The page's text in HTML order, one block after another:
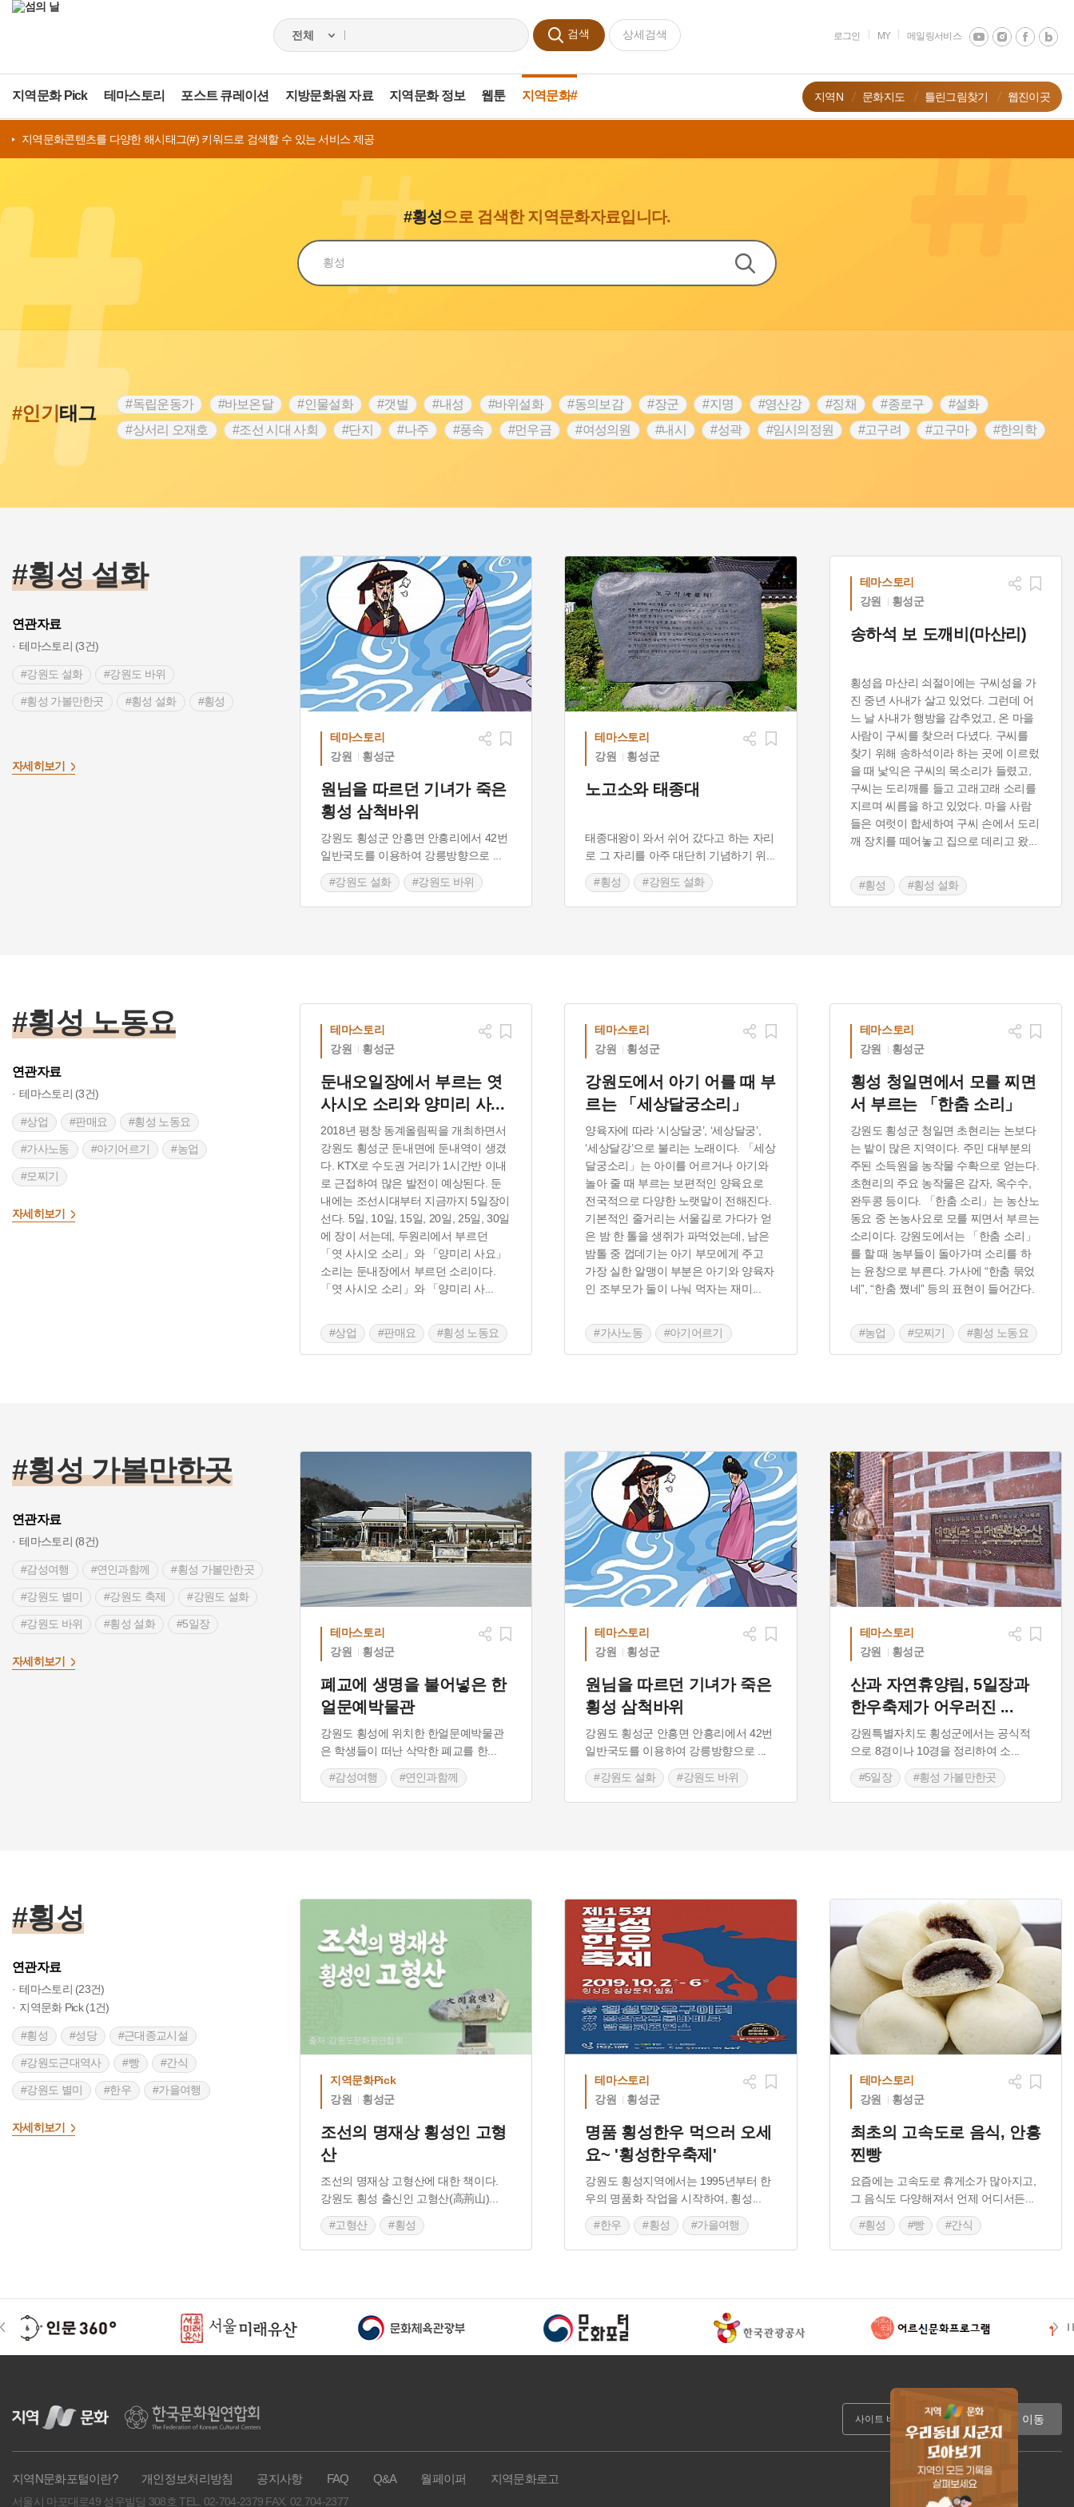
검색 상세검색 로그인 MY 메일링서비스
지역문화 Pick 테마스토리 포스트 큐레이션 지방문화원 자료 지역문화 정보 웹툰 지역문화# 지역N 문화지도 틀린그림찾기 웹진이곳
지역문화콘텐츠를 다양한 해시태그(#) 키워드로 검색할 수 있는 서비스 제공
#횡성으로 검색한 지역문화자료입니다.
#인기태그 #독립운동가 #바보온달 #인물설화 #갯벌 #내성 #바위설화 #동의보감 #장군 #지명 #영산강 #징채 #종로구
#설화
#상서리 오재호
#조선 시대 사회 #단지 #나주 #풍속 #먼우금 #여성의원 #내시 #성곽 #임시의정원 #고구려 #고구마
#한의학
#여성독립운동가
#조선시대 문신 #3.1운동 #애민 #김마리아 #여성 독립운동가 #28독립선언 #온달 #문화유산 #노원구
#마을
#산성 #동화 #생활용품 #의병활동 #영산포 #수령 #부산 #항일투쟁 #남자현
#횡성 설화
연관자료
테마스토리 (3건)
#강원도 설화 #강원도 바위
#횡성 가볼만한곳 #횡성 설화 #횡성
자세히보기
테마스토리
강원
횡성군
원님을 따르던 기녀가 죽은
횡성 삼척바위
강원도 횡성군 안흥면 안흥리에서 42번
일반국도를 이용하여 강릉방향으로
#강원도 설화 #강원도 바위
#횡성 가볼만한곳 #횡성 설화
테마스토리
강원
횡성군
노고소와 태종대
태종대왕이 와서 쉬어 갔다고 하는 자리
로 그 자리를 아주 대단히 기념하기 위
#횡성 #강원도 설화
#횡성 설화
테마스토리
강원
횡성군
송하석 보 도깨비(마산리)
횡성읍 마산리 쇠절이에는 구씨성을 가
진 중년 사내가 살고 있었다. 그런데 어
느 날 사내가 행방을 감추었고, 온 마을
사람이 구씨를 찾으러 다녔다. 구씨를
찾기 위해 송하석이라 하는 곳에 이르렀
을 때 낯익은 구씨의 목소리가 들렸고,
구씨는 도리깨를 들고 고래고래 소리를
지르며 씨름을 하고 있었다. 마을 사람
들은 여럿이 합세하여 구씨 손에서 도리
깨 장치를 떼어놓고 집으로 데리고 왔...
#횡성 #횡성 설화
#횡성 노동요
연관자료
테마스토리 (3건)
#상업 #판매요 #횡성 노동요
#가사노동 #아기어르기 #농업
#모찌기
자세히보기
테마스토리
강원
횡성군
둔내오일장에서 부르는 엿
사시오 소리와 양미리 사...
2018년 평창 동계올림픽을 개최하면서
강원도 횡성군 둔내면에 둔내역이 생겼
다. KTX로 수도권 거리가 1시간반 이내
로 근접하여 많은 발전이 예상된다. 둔
내에는 조선시대부터 지금까지 5일장이
선다. 5일, 10일, 15일, 20일, 25일, 30일
에 장이 서는데, 두원리에서 부르던
「엿 사시오 소리」와 「양미리 사요」
소리는 둔내장에서 부르던 소리이다.
「엿 사시오 소리」와 「양미리 사...
#상업 #판매요 #횡성 노동요
테마스토리
강원
횡성군
강원도에서 아기 어를 때 부
르는 「세상달궁소리」
양육자에 따라 ‘시상달궁’, ‘세상달궁’,
‘세상달강’으로 불리는 노래이다. 「세상
달궁소리」는 아이를 어르거나 아기와
놀아 줄 때 부르는 보편적인 양육요로
전국적으로 다양한 노랫말이 전해진다.
기본적인 줄거리는 서울길로 가다가 얻
은 밤 한 톨을 생쥐가 파먹었는데, 남은
밤톨 중 껍데기는 아기 부모에게 주고
가장 실한 알맹이 부분은 아기와 양육자
인 조부모가 둘이 나눠 먹자는 재미
#가사노동 #아기어르기
#횡성 노동요
테마스토리
강원
횡성군
횡성 청일면에서 모를 찌면
서 부르는 「한춤 소리」
강원도 횡성군 청일면 초현리는 논보다
는 밭이 많은 지역이다. 주민 대부분의
주된 소득원을 농작물 수확으로 얻는다.
초현리의 주요 농작물은 감자, 옥수수,
완두콩 등이다. 「한춤 소리」는 농산노
동요 중 논농사요로 모를 찌면서 부르는
소리이다. 강원도에서는 「한춤 소리」
를 할 때 농부들이 돌아가며 소리를 하
는 윤창으로 부른다. 가사에 “한춤 묶었
네”, “한춤 쪘네” 등의 표현이 들어간다.
#농업 #모찌기 #횡성 노동요
#횡성 가볼만한곳
연관자료
테마스토리 (8건)
#감성여행 #연인과함께 #횡성 가볼만한곳
#강원도 별미 #강원도 축제 #강원도 설화
#강원도 바위 #횡성 설화 #5일장
자세히보기
테마스토리
강원
횡성군
폐교에 생명을 불어넣은 한
얼문예박물관
강원도 횡성에 위치한 한얼문예박물관
은 학생들이 떠난 삭막한 폐교를 한...
#감성여행 #연인과함께
#횡성 가볼만한곳
테마스토리
강원
횡성군
원님을 따르던 기녀가 죽은
횡성 삼척바위
강원도 횡성군 안흥면 안흥리에서 42번
일반국도를 이용하여 강릉방향으로
#강원도 설화 #강원도 바위
#횡성 가볼만한곳 #횡성 설화
테마스토리
강원
횡성군
산과 자연휴양림, 5일장과
한우축제가 어우러진 ...
강원특별자치도 횡성군에서는 공식적
으로 8경이나 10경을 정리하여 소
#5일장 #횡성 가볼만한곳
#경관이 아름다운 곳
#횡성
연관자료
테마스토리 (23건)
지역문화 Pick (1건)
#횡성 #성당 #근대종교시설
#강원도근대역사 #빵 #간식
#강원도 별미 #한우 #가을여행
자세히보기
출처 :강원도문화원연합회
지역문화Pick
강원
횡성군
조선의 명재상 횡성인 고형
산
조선의 명재상 고형산에 대한 책이다.
강원도 횡성 출신인 고형산(高荊山)
#고형산 #횡성
테마스토리
강원
횡성군
명품 횡성한우 먹으러 오세
요~ '횡성한우축제'
강원도 횡성지역에서는 1995년부터 한
우의 명품화 작업을 시작하여, 횡성
#한우 #횡성 #가을여행
#가을축제 #강원도 축제
테마스토리
강원
횡성군
최초의 고속도로 음식, 안흥
찐빵
요즘에는 고속도로 휴게소가 많아지고,
그 음식도 다양해져서 언제 어디서든
#횡성 #빵 #간식
#강원도 별미
이동
지역N문화포털이란? 개인정보처리방침 공지사항 FAQ Q&A 월페이퍼 지역문화로고
서울시 마포대로49 성우빌딩 308호TEL. 02-704-2379 FAX. 02.704-2377